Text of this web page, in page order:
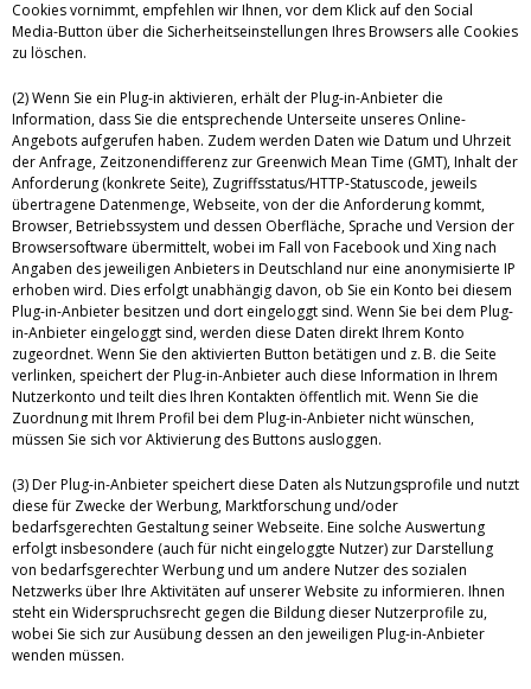
Cookies vornimmt, empfehlen wir Ihnen, vor dem Klick auf den Social
Media-Button über die Sicherheitseinstellungen Ihres Browsers alle Cookies
zu löschen.
(2) Wenn Sie ein Plug-in aktivieren, erhält der Plug-in-Anbieter die
Information, dass Sie die entsprechende Unterseite unseres Online-
Angebots aufgerufen haben. Zudem werden Daten wie Datum und Uhrzeit
der Anfrage, Zeitzonendifferenz zur Greenwich Mean Time (GMT), Inhalt der
Anforderung (konkrete Seite), Zugriffsstatus/HTTP-Statuscode, jeweils
übertragene Datenmenge, Webseite, von der die Anforderung kommt,
Browser, Betriebssystem und dessen Oberfläche, Sprache und Version der
Browsersoftware übermittelt, wobei im Fall von Facebook und Xing nach
Angaben des jeweiligen Anbieters in Deutschland nur eine anonymisierte IP
erhoben wird. Dies erfolgt unabhängig davon, ob Sie ein Konto bei diesem
Plug-in-Anbieter besitzen und dort eingeloggt sind. Wenn Sie bei dem Plug-
in-Anbieter eingeloggt sind, werden diese Daten direkt Ihrem Konto
zugeordnet. Wenn Sie den aktivierten Button betätigen und z. B. die Seite
verlinken, speichert der Plug-in-Anbieter auch diese Information in Ihrem
Nutzerkonto und teilt dies Ihren Kontakten öffentlich mit. Wenn Sie die
Zuordnung mit Ihrem Profil bei dem Plug-in-Anbieter nicht wünschen,
müssen Sie sich vor Aktivierung des Buttons ausloggen.
(3) Der Plug-in-Anbieter speichert diese Daten als Nutzungsprofile und nutzt
diese für Zwecke der Werbung, Marktforschung und/oder
bedarfsgerechten Gestaltung seiner Webseite. Eine solche Auswertung
erfolgt insbesondere (auch für nicht eingeloggte Nutzer) zur Darstellung
von bedarfsgerechter Werbung und um andere Nutzer des sozialen
Netzwerks über Ihre Aktivitäten auf unserer Website zu informieren. Ihnen
steht ein Widerspruchsrecht gegen die Bildung dieser Nutzerprofile zu,
wobei Sie sich zur Ausübung dessen an den jeweiligen Plug-in-Anbieter
wenden müssen.